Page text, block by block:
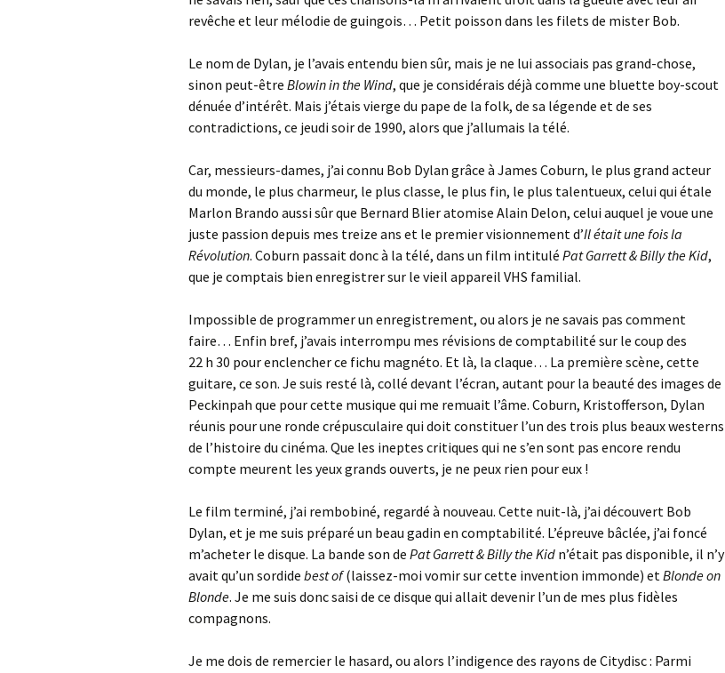
revêche et leur mélodie de guingois… Petit poisson dans les filets de mister Bob.
Le nom de Dylan, je l’avais entendu bien sûr, mais je ne lui associais pas grand-chose,
sinon peut-être Blowin in the Wind, que je considérais déjà comme une bluette boy-scout
dénuée d’intérêt. Mais j’étais vierge du pape de la folk, de sa légende et de ses
contradictions, ce jeudi soir de 1990, alors que j’allumais la télé.
Car, messieurs-dames, j’ai connu Bob Dylan grâce à James Coburn, le plus grand acteur
du monde, le plus charmeur, le plus classe, le plus fin, le plus talentueux, celui qui étale
Marlon Brando aussi sûr que Bernard Blier atomise Alain Delon, celui auquel je voue une
juste passion depuis mes treize ans et le premier visionnement d’Il était une fois la
Révolution. Coburn passait donc à la télé, dans un film intitulé Pat Garrett & Billy the Kid,
que je comptais bien enregistrer sur le vieil appareil VHS familial.
Impossible de programmer un enregistrement, ou alors je ne savais pas comment
faire… Enfin bref, j’avais interrompu mes révisions de comptabilité sur le coup des
22 h 30 pour enclencher ce fichu magnéto. Et là, la claque… La première scène, cette
guitare, ce son. Je suis resté là, collé devant l’écran, autant pour la beauté des images de
Peckinpah que pour cette musique qui me remuait l’âme. Coburn, Kristofferson, Dylan
réunis pour une ronde crépusculaire qui doit constituer l’un des trois plus beaux westerns
de l’histoire du cinéma. Que les ineptes critiques qui ne s’en sont pas encore rendu
compte meurent les yeux grands ouverts, je ne peux rien pour eux !
Le film terminé, j’ai rembobiné, regardé à nouveau. Cette nuit-là, j’ai découvert Bob
Dylan, et je me suis préparé un beau gadin en comptabilité. L’épreuve bâclée, j’ai foncé
m’acheter le disque. La bande son de Pat Garrett & Billy the Kid n’était pas disponible, il n’y
avait qu’un sordide best of(laissez-moi vomir sur cette invention immonde) etBlonde on
Blonde. Je me suis donc saisi de ce disque qui allait devenir l’un de mes plus fidèles
compagnons.
Je me dois de remercier le hasard, ou alors l’indigence des rayons de Citydisc : Parmi